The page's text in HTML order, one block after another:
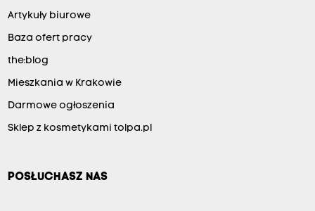
Artykuły biurowe
Baza ofert pracy
the:blog
Mieszkania w Krakowie
Darmowe ogłoszenia
Sklep z kosmetykami tolpa.pl
POSŁUCHASZ NAS